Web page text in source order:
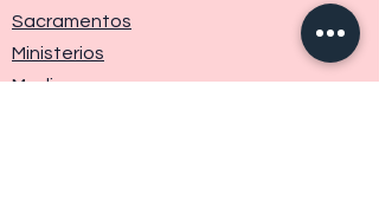
Sacramentos
Ministerios
Media